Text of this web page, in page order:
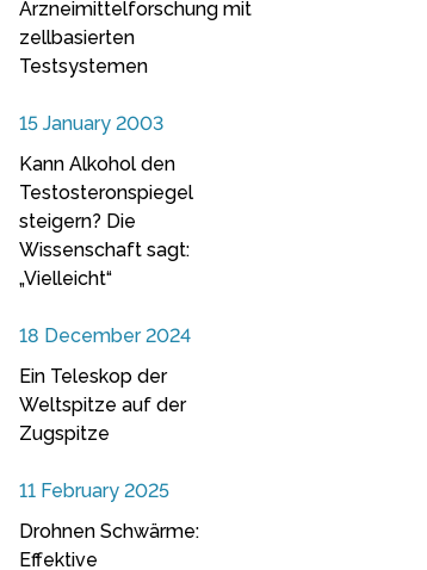
Arzneimittelforschung mit
zellbasierten
Testsystemen
15 January 2003
Kann Alkohol den
Testosteronspiegel
steigern? Die
Wissenschaft sagt:
„Vielleicht“
18 December 2024
Ein Teleskop der
Weltspitze auf der
Zugspitze
11 February 2025
Drohnen Schwärme:
Effektive